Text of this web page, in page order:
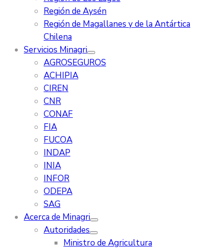
Región de Aysén
Región de Magallanes y de la Antártica
Chilena
Servicios Minagri
AGROSEGUROS
ACHIPIA
CIREN
CNR
CONAF
FIA
FUCOA
INDAP
INIA
INFOR
ODEPA
SAG
Acerca de Minagri
Autoridades
Ministro de Agricultura